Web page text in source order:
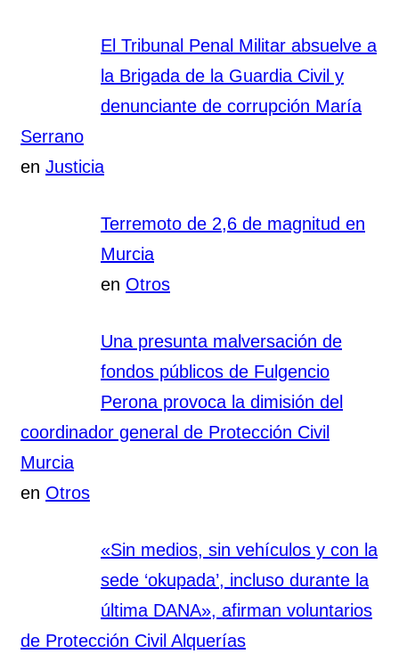
El Tribunal Penal Militar absuelve a
la Brigada de la Guardia Civil y
denunciante de corrupción María
Serrano
en Justicia
Terremoto de 2,6 de magnitud en
Murcia
en Otros
Una presunta malversación de
fondos públicos de Fulgencio
Perona provoca la dimisión del
coordinador general de Protección Civil
Murcia
en Otros
«Sin medios, sin vehículos y con la
sede ‘okupada’, incluso durante la
última DANA», afirman voluntarios
de Protección Civil Alquerías